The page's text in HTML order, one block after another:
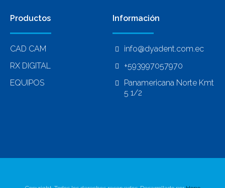
Productos
CAD CAM
RX DIGITAL
EQUIPOS
Información
info@dyadent.com.ec
+593997057970
Panamericana Norte Kmt
5 1/2